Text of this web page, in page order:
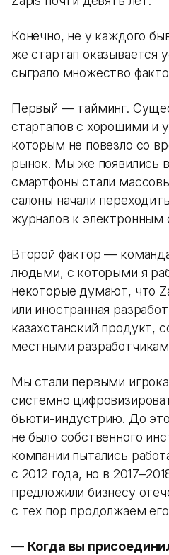
Конечно, не у каждого
же стартап оказывается
сыграло множество
Первый — тайминг.
стартапов с хорошими и
которым не повезло со
рынок. Мы же появились
смартфоны стали
салоны начали
журналов к электронным
Второй фактор —
людьми, с которыми я
некоторые думают, что
или иностранная
казахстанский продукт,
местными
Мы стали первыми
системно
бьюти-индустрию. До
не было собственного
компании пытались
с 2012 года, но в
предложили бизнесу
с тех пор продолжаем
— Когда вы